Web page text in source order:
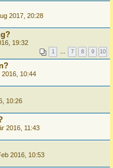
2017, 20:28
19:32
1 7 8 9 10
2016, 10:44
10:26
2016, 11:43
2016, 10:53